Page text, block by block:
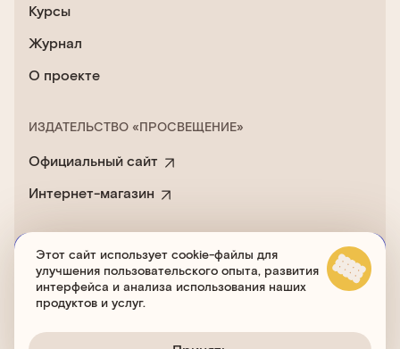
Курсы
Журнал
О проекте
ИЗДАТЕЛЬСТВО «ПРОСВЕЩЕНИЕ»
Официальный сайт
Интернет-магазин
Пользовательское соглашение
Политика обработки cookies
Этот сайт использует cookie-файлы для
улучшения пользовательского опыта, развития
интерфейса и анализа использования наших
продуктов и услуг.